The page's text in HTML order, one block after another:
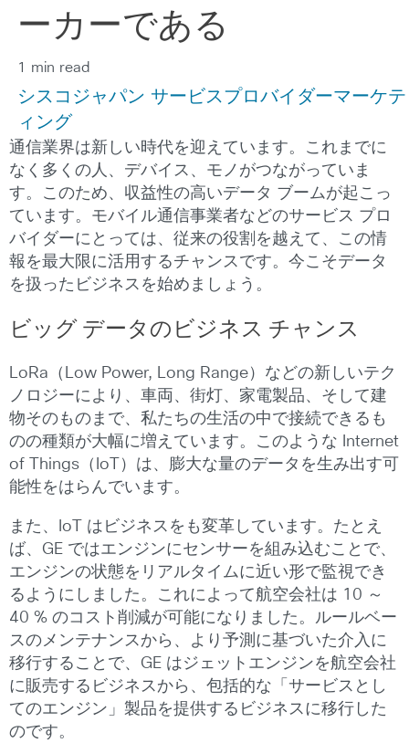
ーカーである
1 min read
シスコジャパン サービスプロバイダーマーケテ
ィング
通信業界は新しい時代を迎えています。これまでに
なく多くの人、デバイス、モノがつながっていま
す。このため、収益性の高いデータ ブームが起こっ
ています。モバイル通信事業者などのサービス プロ
バイダーにとっては、従来の役割を越えて、この情
報を最大限に活用するチャンスです。今こそデータ
を扱ったビジネスを始めましょう。
ビッグ データのビジネス チャンス
LoRa（Low Power, Long Range）などの新しいテク
ノロジーにより、車両、街灯、家電製品、そして建
物そのものまで、私たちの生活の中で接続できるも
のの種類が大幅に増えています。このような Internet
of Things（IoT）は、膨大な量のデータを生み出す可
能性をはらんでいます。
また、IoT はビジネスをも変革しています。たとえ
ば、GE ではエンジンにセンサーを組み込むことで、
エンジンの状態をリアルタイムに近い形で監視でき
るようにしました。これによって航空会社は 10 ～
40 % のコスト削減が可能になりました。ルールベー
スのメンテナンスから、より予測に基づいた介入に
移行することで、GE はジェットエンジンを航空会社
に販売するビジネスから、包括的な「サービスとし
てのエンジン」製品を提供するビジネスに移行した
のです。